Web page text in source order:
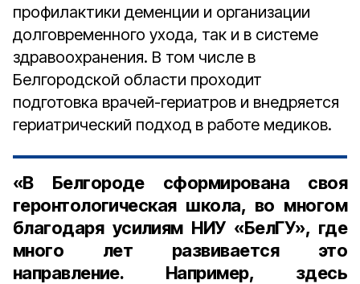
профилактики деменции и организации
долговременного ухода, так и в системе
здравоохранения. В том числе в
Белгородской области проходит
подготовка врачей-гериатров и внедряется
гериатрический подход в работе медиков.
«В Белгороде сформирована своя
геронтологическая школа, во многом
благодаря усилиям НИУ «БелГУ», где
много лет развивается это
направление. Например, здесь